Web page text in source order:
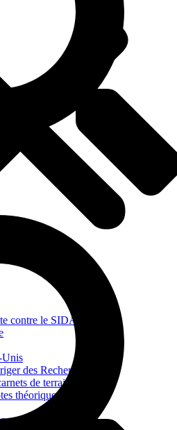
contre le SIDA
Unis
des Recherches
de terrain
théoriques
enfance